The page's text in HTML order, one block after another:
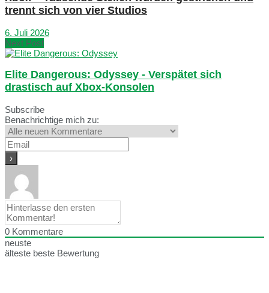
trennt sich von vier Studios
6. Juli 2026
Next Post
Elite Dangerous: Odyssey - Verspätet sich
drastisch auf Xbox-Konsolen
Subscribe
Benachrichtige mich zu:
0 Kommentare
neuste
älteste beste Bewertung